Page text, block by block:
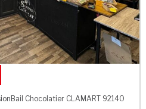
ClamartChocolatier CLAMART 92140